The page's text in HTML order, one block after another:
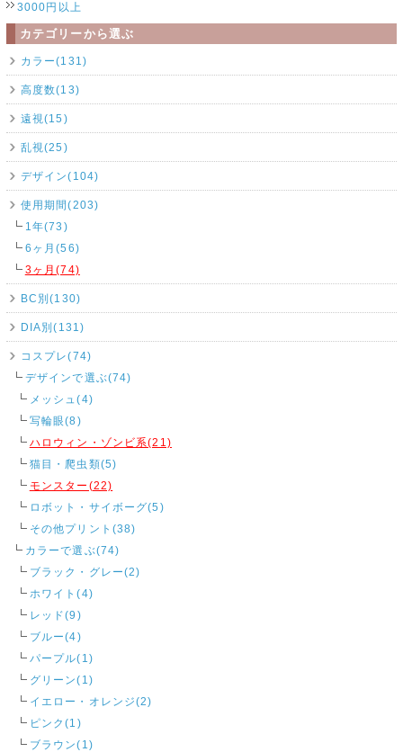
3000円以上
カテゴリーから選ぶ
カラー(131)
高度数(13)
遠視(15)
乱視(25)
デザイン(104)
使用期間(203)
1年(73)
6ヶ月(56)
3ヶ月(74)
BC別(130)
DIA別(131)
コスプレ(74)
デザインで選ぶ(74)
メッシュ(4)
写輪眼(8)
ハロウィン・ゾンビ系(21)
猫目・爬虫類(5)
モンスター(22)
ロボット・サイボーグ(5)
その他プリント(38)
カラーで選ぶ(74)
ブラック・グレー(2)
ホワイト(4)
レッド(9)
ブルー(4)
パープル(1)
グリーン(1)
イエロー・オレンジ(2)
ピンク(1)
ブラウン(1)